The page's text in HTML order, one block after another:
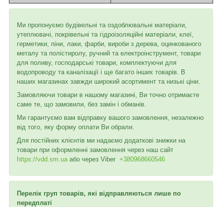
Ми пропонуємо будівельні та оздоблювальні матеріали,
утеплювачі, покрівельні та гідроізоляційні матеріали, клеї,
герметики, піни, лаки, фарби, вироби з дерева, оцинкованого
металу та полістиролу, ручний та електроінструмент, товари
для поливу, господарські товари, комплектуючи для
водопроводу та каналізації і ще багато інших товарів. В
наших магазинах завжди широкий асортимент та низькі ціни.
Замовляючи товари в нашому магазині, Ви точно отримаєте
саме те, що замовили, без замін і обманів.
Ми гарантуємо вам відправку вашого замовлення, незалежно
від того, яку форму оплати Ви обрали.
Для постійних клієнтів ми надаємо додаткові знижки на
товари при оформленні замовлення через наш сайт
https://vdd.sm.ua або через Viber +380968660546
Перелік груп товарів, які відправляються лише по
передплаті